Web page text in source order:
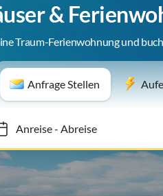
&
Traum-Ferienwohnung und
Anfrage Stellen
Anreise-Abreise